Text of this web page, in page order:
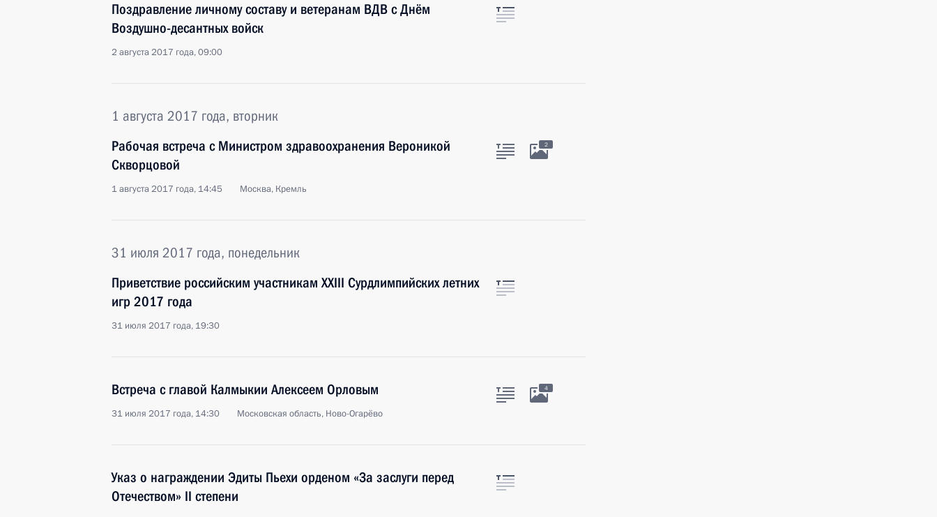
Поздравление личному составу и ветеранам ВДВ с Днём
Воздушно-десантных войск
2 августа 2017 года, 09:00
1 августа 2017 года, вторник
Рабочая встреча с Министром здравоохранения Вероникой
Скворцовой
1 августа 2017 года, 14:45 Москва, Кремль
2
31 июля 2017 года, понедельник
Приветствие российским участникам XXIII Сурдлимпийских летних
игр 2017 года
31 июля 2017 года, 19:30
Встреча с главой Калмыкии Алексеем Орловым
31 июля 2017 года, 14:30 Московская область, Ново-Огарёво
4
Указ о награждении Эдиты Пьехи орденом «За заслуги перед
Отечеством» II степени